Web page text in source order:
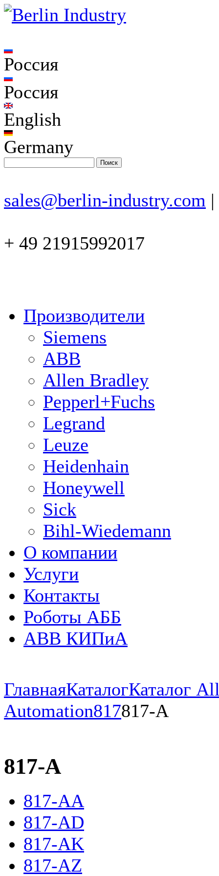
Россия
Россия
English
Germany
sales@berlin-industry.com |
+ 49 21915992017
Производители
Siemens
ABB
Allen Bradley
Pepperl+Fuchs
Legrand
Leuze
Heidenhain
Honeywell
Sick
Bihl-Wiedemann
О компании
Услуги
Контакты
Роботы АББ
ABB КИПиА
ГлавнаяКаталогКаталог
Automation817817-A
817-A
817-AA
817-AD
817-AK
817-AZ